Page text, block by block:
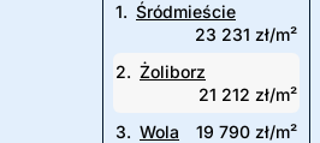
1. Śródmieście
23 231 zł/m²
2. Żoliborz
21 212 zł/m²
3. Wola
19 790 zł/m²